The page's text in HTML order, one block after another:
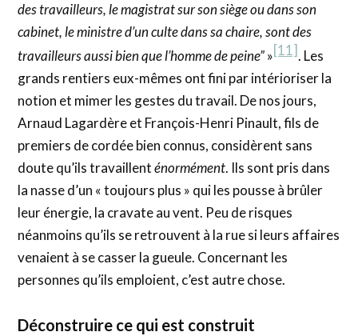
des travailleurs, le magistrat sur son siège ou dans son
cabinet, le ministre d’un culte dans sa chaire, sont des
travailleurs aussi bien que l’homme de peine”»[11]. Les
grands rentiers eux-mêmes ont fini par intérioriser la
notion et mimer les gestes du travail. De nos jours,
Arnaud Lagardère et François-Henri Pinault, fils de
premiers de cordée bien connus, considèrent sans
doute qu’ils travaillenténormément. Ils sont pris dans
la nasse d’un « toujours plus » qui les pousse à brûler
leur énergie, la cravate au vent. Peu de risques
néanmoins qu’ils se retrouvent à la rue si leurs affaires
venaient à se casser la gueule. Concernant les
personnes qu’ils emploient, c’est autre chose.
Déconstruire ce qui est construit